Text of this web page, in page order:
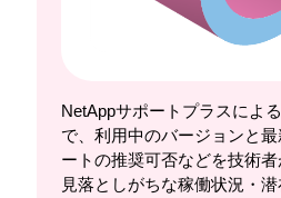
NetAppサポートプラスによ
で、利用中のバージョンと
ートの推奨可否などを技術者
見落としがちな稼働状況・